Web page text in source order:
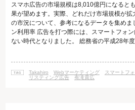
スマホ広告の市場規模は8,010億円になると
果が望めます。実際、どれだけ市場規模が
の市況について、参考になるデータを集めま
ン利用率 広告を打つ際には、スマートフォ
ない時代となりました。 総務省の平成28年
2015年末の携帯電話・PHSの世帯普及率は
情報通信白書｜インターネットの普及状況」
年末のインターネットの人口普及率は83.0％
Takahiro Webマーケティング
スマートフ
リスティング広告
有滝貴広